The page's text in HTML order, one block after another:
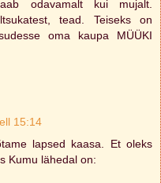
odavamalt kui mujalt.
tead. Teiseks on
oma kaupa MÜÜKI
15:14
lapsed kaasa. Et oleks
Kumu lähedal on: